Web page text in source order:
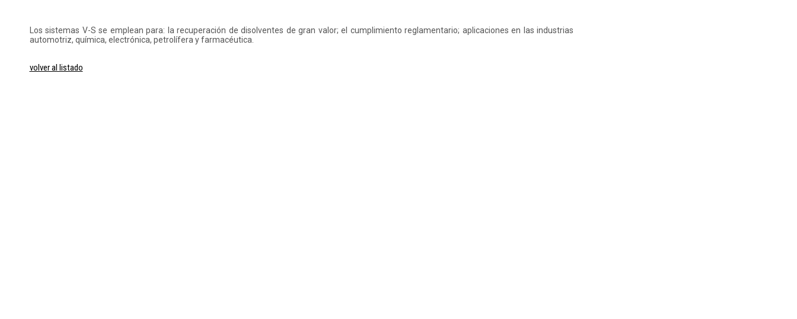
Los sistemas V-S se emplean para: la recuperación de disolventes de gran valor; el cumplimiento reglamentario; aplicaciones en las industrias
automotriz, química, electrónica, petrolífera y farmacéutica.
volver al listado